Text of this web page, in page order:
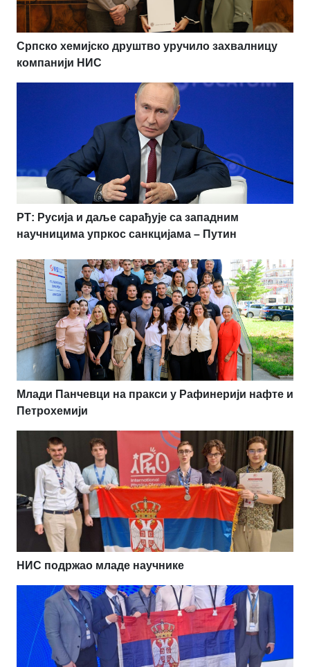
Српско хемијско друштво уручило захвалницу
компанији НИС
РТ: Русија и даље сарађује са западним
научницима упркос санкцијама – Путин
Млади Панчевци на пракси у Рафинерији нафте и
Петрохемији
НИС подржао младе научнике